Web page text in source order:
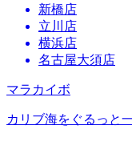
新橋店
立川店
横浜店
名古屋大須店
マラカイボ
カリブ海をぐるっと